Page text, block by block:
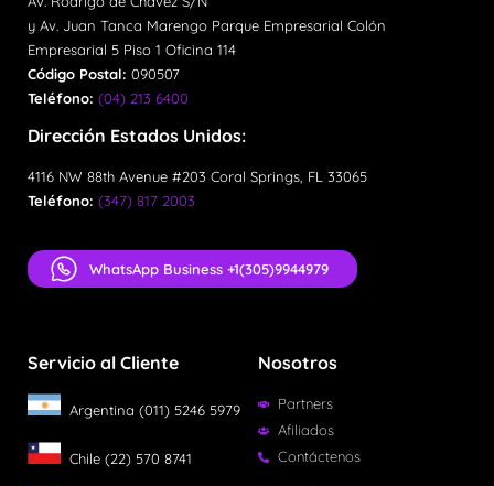
y Av. Juan Tanca Marengo Parque Empresarial Colón
Empresarial 5 Piso 1 Oficina 114
Código Postal: 090507
Teléfono: (04) 213 6400
Dirección Estados Unidos:
4116 NW 88th Avenue #203 Coral Springs, FL 33065
Teléfono: (347) 817 2003
WhatsApp Business +1(305)9944979
Servicio al Cliente
Argentina (011) 5246 5979
Chile (22) 570 8741
Nosotros
Partners
Afiliados
Contáctenos